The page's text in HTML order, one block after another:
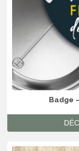
Badge